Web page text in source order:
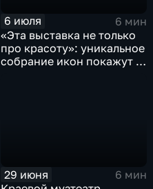
6 июля
6 мин
«Эта выставка не только
про красоту»: уникальное
собрание икон покажут в
29 июня
6 мин